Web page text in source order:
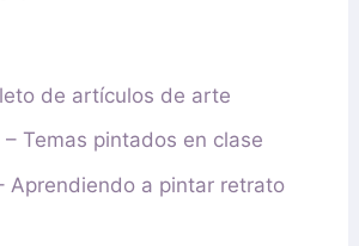
de artículos de arte
Temas pintados en clase
Aprendiendo a pintar retrato